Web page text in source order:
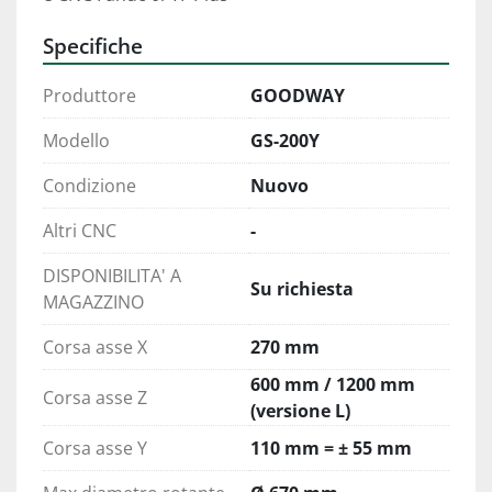
Specifiche
Produttore
GOODWAY
Modello
GS-200Y
Condizione
Nuovo
Altri CNC
-
DISPONIBILITA' A
MAGAZZINO
Su richiesta
Corsa asse X 270 mm
Corsa asse Z
600 mm / 1200 mm
(versione L)
Corsa asse Y
110 mm = ± 55 mm